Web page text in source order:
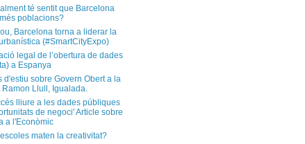
té sentit que Barcelona
poblacions?
Barcelona torna a liderar la
(#SmartCityExpo)
legal de l’obertura de dades
a Espanya
d'estiu sobre Govern Obert a la
Ramon Llull, Igualada.
lliure a les dades públiques
de negoci' Article sobre
a l'Econòmic
maten la creativitat?